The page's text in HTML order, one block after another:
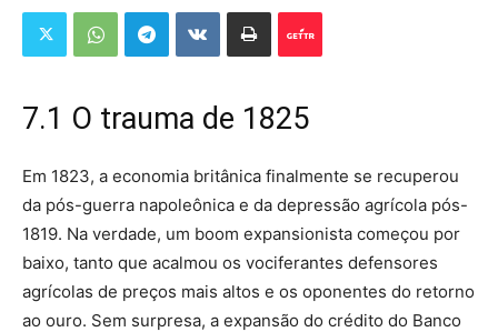
7.1 O trauma de 1825
Em 1823, a economia britânica finalmente se recuperou
da pós-guerra napoleônica e da depressão agrícola pós-
1819. Na verdade, um boom expansionista começou por
baixo, tanto que acalmou os vociferantes defensores
agrícolas de preços mais altos e os oponentes do retorno
ao ouro. Sem surpresa, a expansão do crédito do Banco